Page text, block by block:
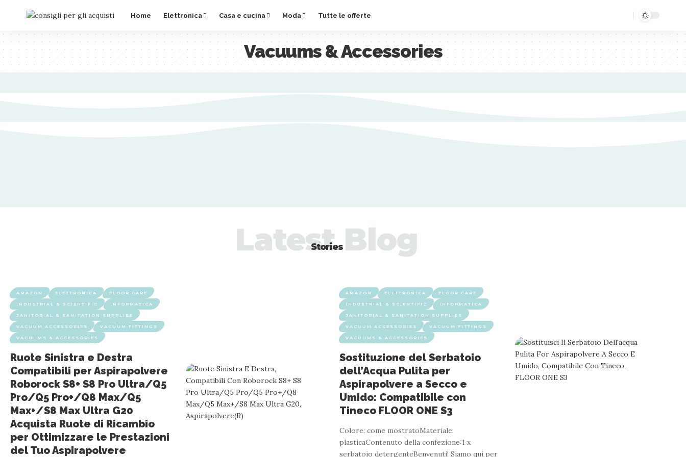
Home Elettronica Casa e cucina Moda Tutte le offerte
Vacuums & Accessories
Stories
Latest Blog
AMAZON ELETTRONICA FLOOR CARE
INDUSTRIAL & SCIENTIFIC INFORMATICA
JANITORIAL & SANITATION SUPPLIES
VACUUM ACCESSORIES VACUUM FITTINGS
VACUUMS & ACCESSORIES
Ruote Sinistra e Destra
Compatibili per Aspirapolvere
Roborock S8+ S8 Pro Ultra/Q5
Pro/Q5 Pro+/Q8 Max/Q5
Max+/S8 Max Ultra G20
Acquista Ruote di Ricambio
per Ottimizzare le Prestazioni
del Tuo Aspirapolvere
AMAZON ELETTRONICA FLOOR CARE
INDUSTRIAL & SCIENTIFIC INFORMATICA
JANITORIAL & SANITATION SUPPLIES
VACUUM ACCESSORIES VACUUM FITTINGS
VACUUMS & ACCESSORIES
Sostituzione del Serbatoio
dell’Acqua Pulita per
Aspirapolvere a Secco e
Umido: Compatibile con
Tineco FLOOR ONE S3
Colore: come mostratoMateriale:
plasticaContenuto della confezione:1 x
serbatoio detergenteBenvenuti! Siamo qui per